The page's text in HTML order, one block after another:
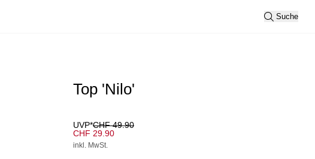
Suche
Top 'Nilo'
UVP*CHF 49.90
CHF 29.90
inkl. MwSt.